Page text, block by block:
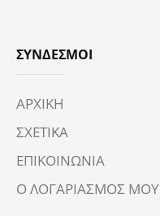
ΣΎΝΔΕΣΜΟΙ
ΑΡΧΙΚΗ
ΣΧΕΤΙΚΑ
ΕΠΙΚΟΙΝΩΝΙΑ
Ο ΛΟΓΑΡΙΑΣΜΟΣ ΜΟΥ